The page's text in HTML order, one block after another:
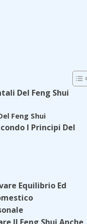
Del Feng Shui
Feng Shui
I Principi Del
Equilibrio Ed
Il Feng Shui Anche